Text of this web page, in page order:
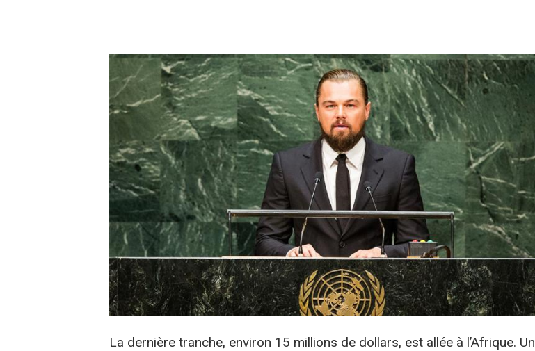
La dernière tranche, environ 15 millions de dollars, est allée à l’Afrique. Un